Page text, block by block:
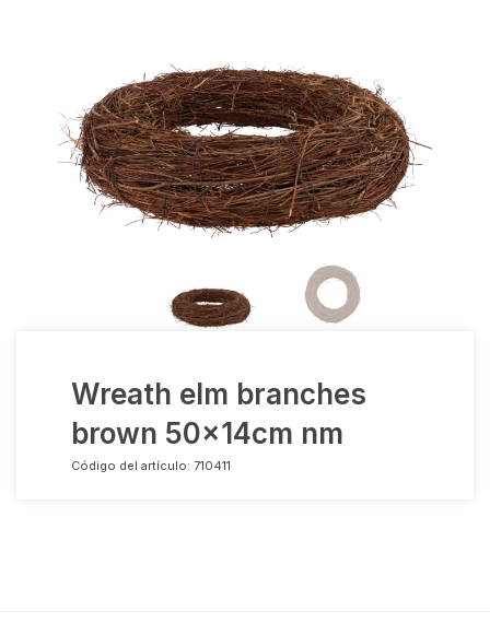
Wreath elm branches
brown 50x14cm nm
Código del artículo: 710411